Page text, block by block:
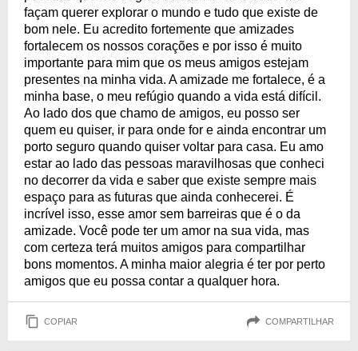
façam querer explorar o mundo e tudo que existe de
bom nele. Eu acredito fortemente que amizades
fortalecem os nossos corações e por isso é muito
importante para mim que os meus amigos estejam
presentes na minha vida. A amizade me fortalece, é a
minha base, o meu refúgio quando a vida está difícil.
Ao lado dos que chamo de amigos, eu posso ser
quem eu quiser, ir para onde for e ainda encontrar um
porto seguro quando quiser voltar para casa. Eu amo
estar ao lado das pessoas maravilhosas que conheci
no decorrer da vida e saber que existe sempre mais
espaço para as futuras que ainda conhecerei. É
incrível isso, esse amor sem barreiras que é o da
amizade. Você pode ter um amor na sua vida, mas
com certeza terá muitos amigos para compartilhar
bons momentos. A minha maior alegria é ter por perto
amigos que eu possa contar a qualquer hora.
COPIAR COMPARTILHAR